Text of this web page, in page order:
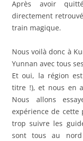
Après avoir
directement
train magique.
Nous voilà donc à
Yunnan avec tous
Et oui, la région
titre !), et nous en
Nous allons
expérience de cette
trop suivre les
sont tous au